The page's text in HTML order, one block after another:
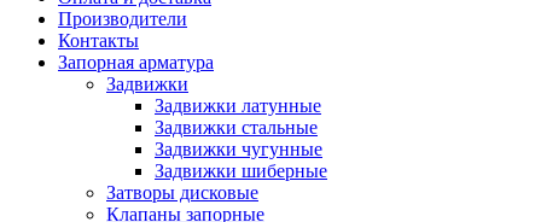
Производители
Контакты
Запорная арматура
Задвижки
Задвижки латунные
Задвижки стальные
Задвижки чугунные
Задвижки шиберные
Затворы дисковые
Клапаны запорные